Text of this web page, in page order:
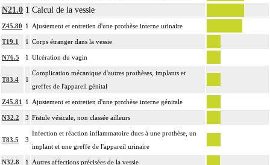
N21.0 1 Calcul de la vessie
Z45.80 1 Ajustement et entretien d'une prothèse interne urinaire
T19.1 1 Corps étranger dans la vessie
N76.5 1 Ulcération du vagin
T83.4 1
Complication mécanique d'autres prothèses, implants et
greffes de l'appareil génital
Z45.81 1 Ajustement et entretien d'une prothèse interne génitale
N32.2 3 Fistule vésicale, non classée ailleurs
T83.5 3
Infection et réaction inflammatoire dues à une prothèse, un
implant et une greffe de l'appareil urinaire
N32.8 1 Autres affections précisées de la vessie